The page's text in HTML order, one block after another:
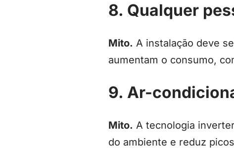
8. Qualquer
Mito. A instalação deve
aumentam o consumo,
9. Ar-
Mito. A tecnologia
do ambiente e reduz